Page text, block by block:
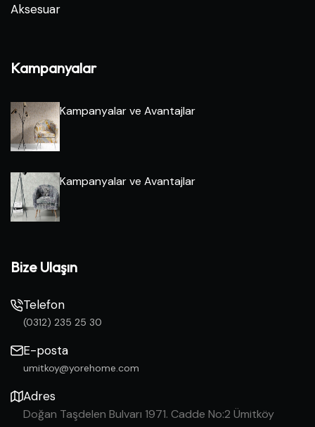
Aksesuar
Kampanyalar
Kampanyalar ve Avantajlar
Kampanyalar ve Avantajlar
Bize Ulaşın
Telefon
(0312) 235 25 30
E-posta
umitkoy@yorehome.com
Adres
Doğan Taşdelen Bulvarı 1971. Cadde No:2 Ümitköy